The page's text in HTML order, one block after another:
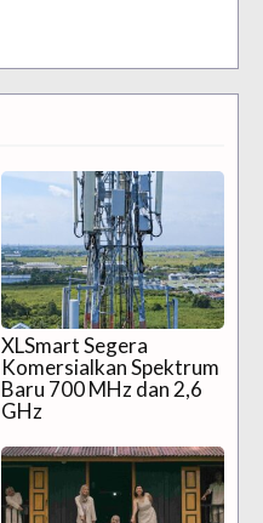
XLSmart Segera
Komersialkan Spektrum
Baru 700 MHz dan 2,6
GHz